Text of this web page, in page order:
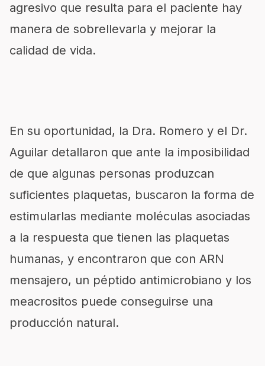
agresivo que resulta para el paciente hay
manera de sobrellevarla y mejorar la
calidad de vida.
En su oportunidad, la Dra. Romero y el Dr.
Aguilar detallaron que ante la imposibilidad
de que algunas personas produzcan
suficientes plaquetas, buscaron la forma de
estimularlas mediante moléculas asociadas
a la respuesta que tienen las plaquetas
humanas, y encontraron que con ARN
mensajero, un péptido antimicrobiano y los
meacrositos puede conseguirse una
producción natural.